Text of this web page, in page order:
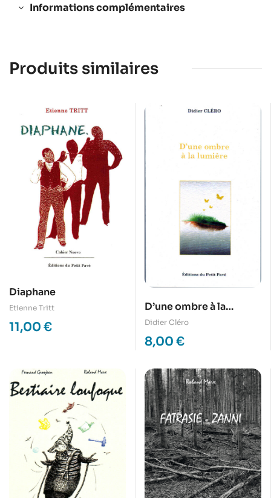
Informations complémentaires
Produits similaires
Diaphane
Etienne Tritt
11,00 €
D’une ombre à la
lumière
Didier Cléro
8,00 €